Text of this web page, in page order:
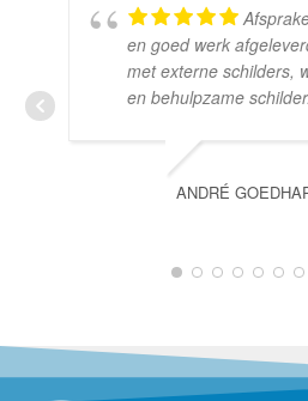
en goed werk
met externe schilders,
en behulpzame schilder.
ANDRÉ
1 2 3 4 5 6 7